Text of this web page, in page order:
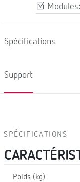
Spécifications
Support
SPÉCIFICATIONS
Poids (kg)